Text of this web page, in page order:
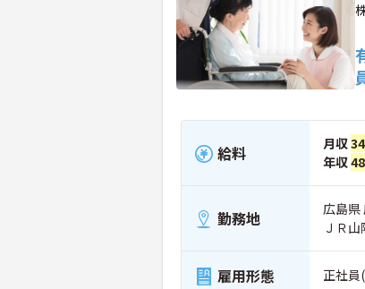
給料 月収
年収
勤務地
広島県
ＪＲ
雇用形態 正社員